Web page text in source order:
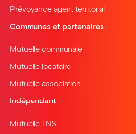
Prévoyance agent territorial
Communes et partenaires
Mutuelle communale
Mutuelle locataire
Mutuelle association
Indépendant
Mutuelle TNS